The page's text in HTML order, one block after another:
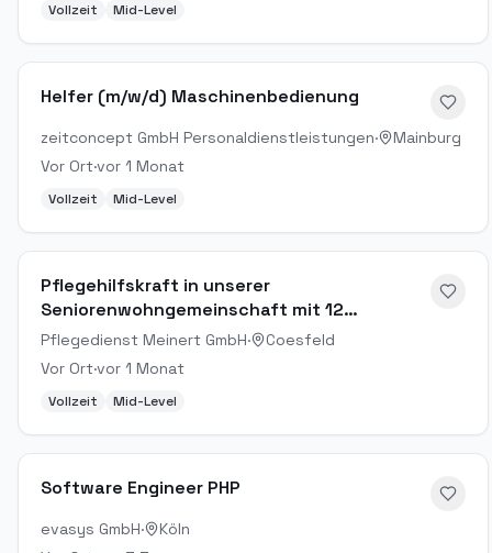
Vollzeit Mid-Level
Helfer (m/w/d) Maschinenbedienung
zeitconcept GmbH Personaldienstleistungen·
Mainburg
Vor Ort·vor 1 Monat
Vollzeit Mid-Level
Pflegehilfskraft in unserer
Seniorenwohngemeinschaft mit 12
Bewohnern
Pflegedienst Meinert GmbH·
Coesfeld
Vor Ort·vor 1 Monat
Vollzeit Mid-Level
Software Engineer PHP
evasys GmbH·
Köln